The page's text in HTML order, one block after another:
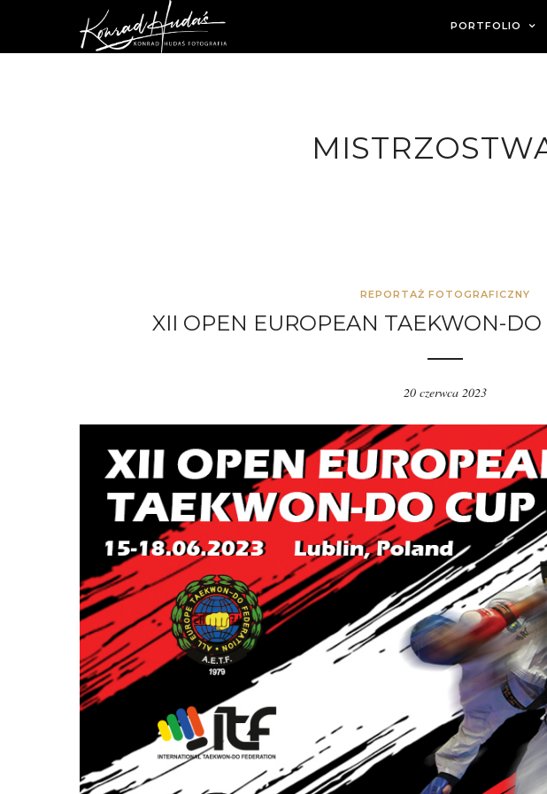
PORTFOLIO
REPORTAŻ FOTOGRAFICZNY
XII OPEN EUROPEAN TAEKWON-
20 czerwca 2023